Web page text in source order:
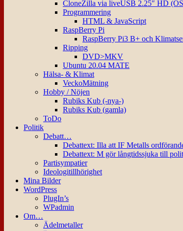
CloneZilla via liveUSB 2.25″ HD
Programmering
HTML & JavaScript
RaspBerry Pi
RaspBerry Pi3 B+ och
Ripping
DVD>MKV
Ubuntu 20.04 MATE
Hälsa- & Klimat
VeckoMätning
Hobby / Nöjen
Rubiks Kub (-nya-)
Rubiks Kub (gamla)
ToDo
Politik
Debatt…
Debattext: Illa att IF Metalls
Debattext: M gör långtidssjuka till
Partisympatier
Ideologitillhörighet
Mina Bilder
WordPress
PlugIn’s
WPadmin
Om…
Ädelmetaller